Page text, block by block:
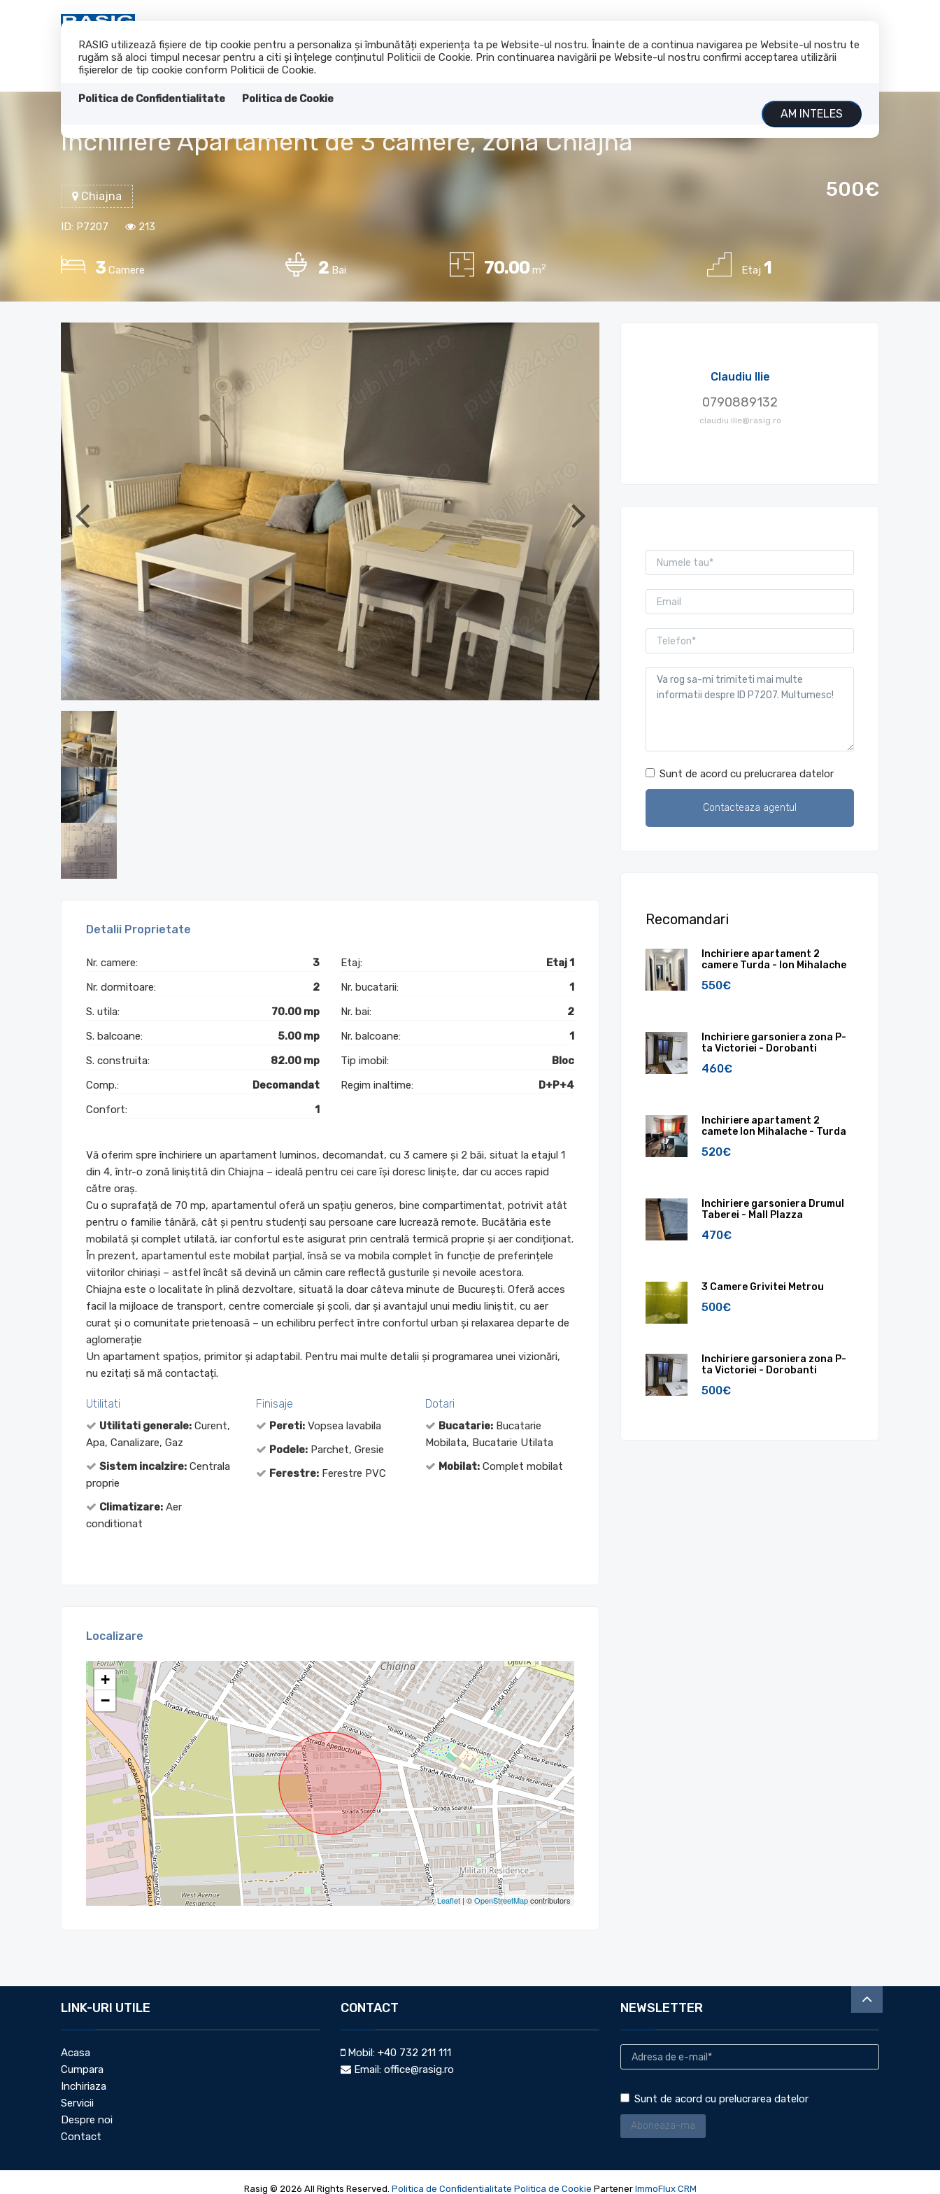
RASIG utilizează fişiere de tip cookie pentru a personaliza și îmbunătăți experiența ta pe Website-ul nostru. Înainte de a continua navigarea pe Website-ul nostru te
rugăm să aloci timpul necesar pentru a citi și înțelege conținutul Politicii de Cookie. Prin continuarea navigării pe Website-ul nostru confirmi acceptarea utilizării
fişierelor de tip cookie conform Politicii de Cookie.
Politica de Confidentialitate Politica de Cookie
AM INTELES
Acasa Cumpara Inchiriaza Servicii Despre noi Contact
Inchiriere Apartament de 3 camere, zona Chiajna
Chiajna 500€
ID: P7207 213
3Camere 2Bai 70.00 m2 Etaj 1
Detalii Proprietate
Nr. camere:
3
Nr. dormitoare:
2
S. utila:
70.00 mp
S. balcoane:
5.00 mp
S. construita:
82.00 mp
Comp.:
Decomandat
Confort:
1
Etaj:
Etaj 1
Nr. bucatarii:
1
Nr. bai:
2
Nr. balcoane:
1
Tip imobil:
Bloc
Regim inaltime:
D+P+4
Vă oferim spre închiriere un apartament luminos, decomandat, cu 3 camere și 2 băi, situat la etajul 1
din 4, într-o zonă liniștită din Chiajna – ideală pentru cei care își doresc liniște, dar cu acces rapid
către oraș.
Cu o suprafață de 70 mp, apartamentul oferă un spațiu generos, bine compartimentat, potrivit atât
pentru o familie tânără, cât și pentru studenți sau persoane care lucrează remote. Bucătăria este
mobilată și complet utilată, iar confortul este asigurat prin centrală termică proprie și aer condiționat.
În prezent, apartamentul este mobilat parțial, însă se va mobila complet în funcție de preferințele
viitorilor chiriași – astfel încât să devină un cămin care reflectă gusturile și nevoile acestora.
Chiajna este o localitate în plină dezvoltare, situată la doar câteva minute de București. Oferă acces
facil la mijloace de transport, centre comerciale și școli, dar și avantajul unui mediu liniștit, cu aer
curat și o comunitate prietenoasă – un echilibru perfect între confortul urban și relaxarea departe de
aglomerație
Un apartament spațios, primitor și adaptabil. Pentru mai multe detalii și programarea unei vizionări,
nu ezitați să mă contactați.
Utilitati
Utilitati generale: Curent,
Apa, Canalizare, Gaz
Sistem incalzire: Centrala
proprie
Climatizare: Aer
conditionat
Finisaje
Pereti:Vopsea lavabila
Podele:Parchet, Gresie
Ferestre:Ferestre PVC
Dotari
Bucatarie: Bucatarie
Mobilata, Bucatarie Utilata
Mobilat: Complet mobilat
Localizare
+
−
Leaflet | ©OpenStreetMapcontributors
Claudiu Ilie
0790889132
claudiu.ilie@rasig.ro
Sunt de acord cu prelucrarea datelor
Recomandari
Inchiriere apartament 2
camere Turda - Ion Mihalache
550€
Inchiriere garsoniera zona P-
ta Victoriei - Dorobanti
460€
Inchiriere apartament 2
camete Ion Mihalache - Turda
520€
Inchiriere garsoniera Drumul
Taberei - Mall Plazza
470€
3 Camere Grivitei Metrou
500€
Inchiriere garsoniera zona P-
ta Victoriei - Dorobanti
500€
LINK-URI UTILE
Acasa
Cumpara
Inchiriaza
Servicii
Despre noi
Contact
CONTACT
Mobil: +40 732 211 111
Email: office@rasig.ro
NEWSLETTER
Sunt de acord cu prelucrarea datelor
Rasig © 2026 All Rights Reserved. Politica de Confidentialitate Politica de Cookie Partener ImmoFlux CRM